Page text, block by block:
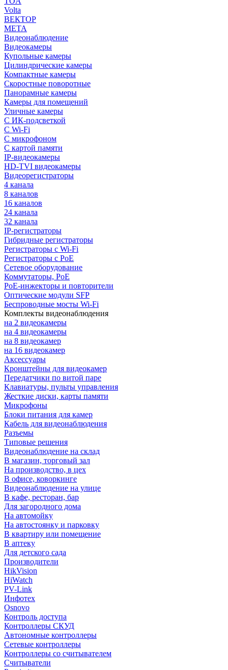
Volta
ВЕКТОР
МЕТА
Видеонаблюдение
Видеокамеры
Купольные камеры
Цилиндрические камеры
Компактные камеры
Скоростные поворотные
Панорамные камеры
Камеры для помещений
Уличные камеры
С ИК-подсветкой
С Wi-Fi
С микрофоном
С картой памяти
IP-видеокамеры
HD-TVI видеокамеры
Видеорегистраторы
4 канала
8 каналов
16 каналов
24 канала
32 канала
IP-регистраторы
Гибридные регистраторы
Регистраторы с Wi-Fi
Регистраторы с PoE
Сетевое оборудование
Коммутаторы, PoE
PoE-инжекторы и повторители
Оптические модули SFP
Беспроводные мосты Wi-Fi
Комплекты видеонаблюдения
на 2 видеокамеры
на 4 видеокамеры
на 8 видеокамер
на 16 видеокамер
Аксессуары
Кронштейны для видеокамер
Передатчики по витой паре
Клавиатуры, пульты управления
Жесткие диски, карты памяти
Микрофоны
Блоки питания для камер
Кабель для видеонаблюдения
Разъемы
Типовые решения
Видеонаблюдение на склад
В магазин, торговый зал
На производство, в цех
В офисе, коворкинге
Видеонаблюдение на улице
В кафе, ресторан, бар
Для загородного дома
На автомойку
На автостоянку и парковку
В квартиру или помещение
В аптеку
Для детского сада
Производители
HikVision
HiWatch
PV-Link
Инфотех
Osnovo
Контроль доступа
Контроллеры СКУД
Автономные контроллеры
Сетевые контроллеры
Контроллеры со считывателем
Считыватели